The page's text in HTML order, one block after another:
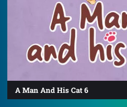
A Man And His Cat 6